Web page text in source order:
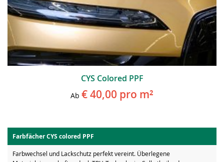
CYS Colored PPF
Ab € 40,00 pro m²
Farbfächer CYS colored PPF
Farbwechsel und Lackschutz perfekt vereint. Überlegene